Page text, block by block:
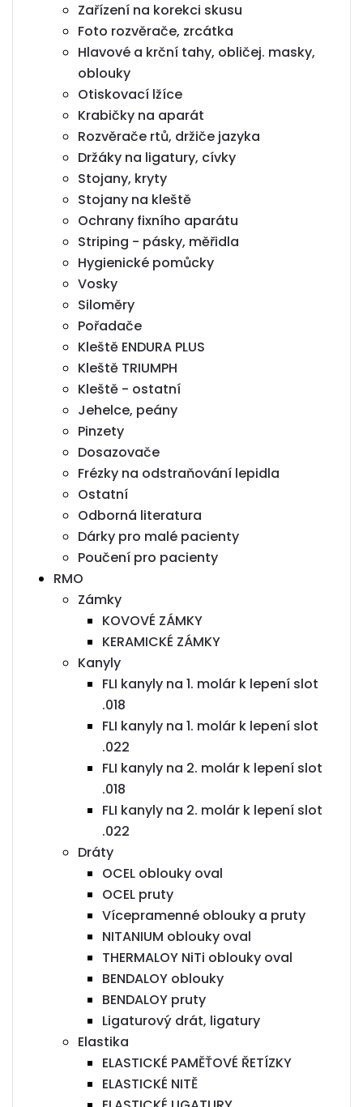
Zařízení na korekci skusu
Foto rozvěrače, zrcátka
Hlavové a krční tahy, obličej. masky,
oblouky
Otiskovací lžíce
Krabičky na aparát
Rozvěrače rtů, držiče jazyka
Držáky na ligatury, cívky
Stojany, kryty
Stojany na kleště
Ochrany fixního aparátu
Striping - pásky, měřidla
Hygienické pomůcky
Vosky
Siloměry
Pořadače
Kleště ENDURA PLUS
Kleště TRIUMPH
Kleště - ostatní
Jehelce, peány
Pinzety
Dosazovače
Frézky na odstraňování lepidla
Ostatní
Odborná literatura
Dárky pro malé pacienty
Poučení pro pacienty
RMO
Zámky
KOVOVÉ ZÁMKY
KERAMICKÉ ZÁMKY
Kanyly
FLI kanyly na 1. molár k lepení slot
.018
FLI kanyly na 1. molár k lepení slot
.022
FLI kanyly na 2. molár k lepení slot
.018
FLI kanyly na 2. molár k lepení slot
.022
Dráty
OCEL oblouky oval
OCEL pruty
Vícepramenné oblouky a pruty
NITANIUM oblouky oval
THERMALOY NiTi oblouky oval
BENDALOY oblouky
BENDALOY pruty
Ligaturový drát, ligatury
Elastika
ELASTICKÉ PAMĚŤOVÉ ŘETÍZKY
ELASTICKÉ NITĚ